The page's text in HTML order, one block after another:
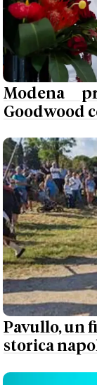
Modena
Goodwood
Pavullo, un
storica